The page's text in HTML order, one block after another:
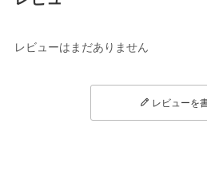
レビューはまだありません
レビューを